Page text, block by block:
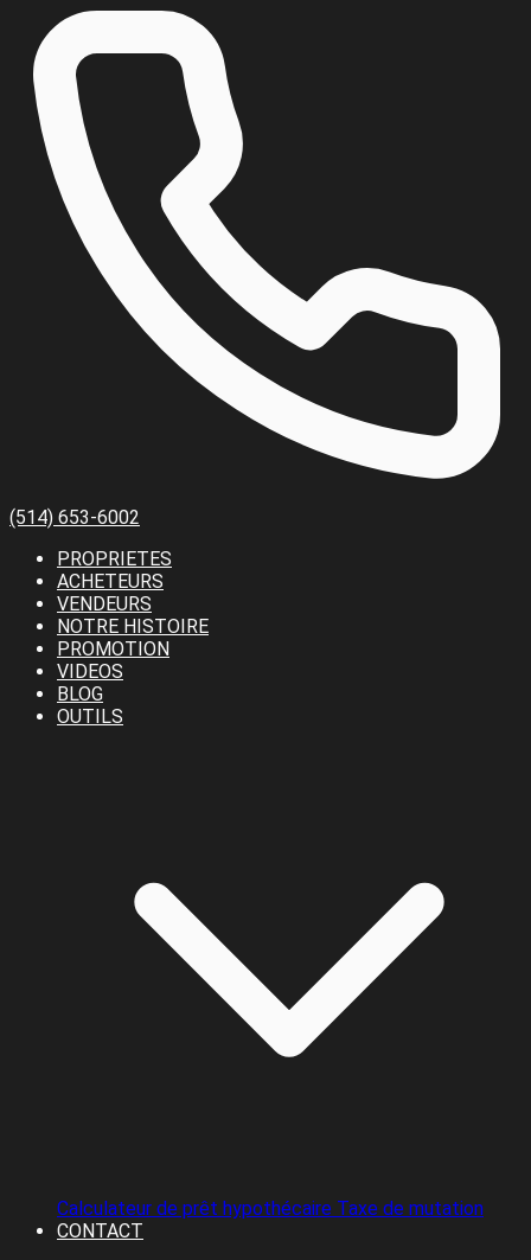
(514) 653-6002
PROPRIETES
ACHETEURS
VENDEURS
NOTRE HISTOIRE
PROMOTION
VIDEOS
BLOG
OUTILS
Calculateur de prêt hypothécaire Taxe de mutation
CONTACT